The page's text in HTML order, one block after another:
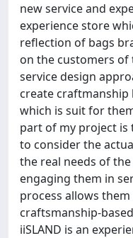
new service and
experience store
reflection of bags
on the customers of
service design
create craftmanship
which is suit for
part of my project is
to consider the
the real needs of
engaging them in
process allows
craftsmanship-
iiSLAND is an